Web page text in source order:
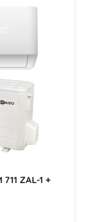
ZAL-1 +